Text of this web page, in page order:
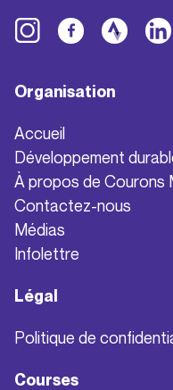
Organisation
Accueil
Développement
À propos de Courons
Contactez-nous
Médias
Infolettre
Légal
Politique de
Courses